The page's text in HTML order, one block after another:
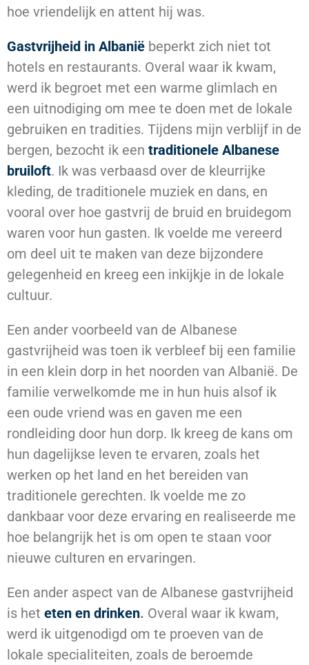
hoe vriendelijk en attent hij was.
Gastvrijheid in Albanië beperkt zich niet tot
hotels en restaurants. Overal waar ik kwam,
werd ik begroet met een warme glimlach en
een uitnodiging om mee te doen met de lokale
gebruiken en tradities. Tijdens mijn verblijf in de
bergen, bezocht ik een traditionele Albanese
bruiloft. Ik was verbaasd over de kleurrijke
kleding, de traditionele muziek en dans, en
vooral over hoe gastvrij de bruid en bruidegom
waren voor hun gasten. Ik voelde me vereerd
om deel uit te maken van deze bijzondere
gelegenheid en kreeg een inkijkje in de lokale
cultuur.
Een ander voorbeeld van de Albanese
gastvrijheid was toen ik verbleef bij een familie
in een klein dorp in het noorden van Albanië. De
familie verwelkomde me in hun huis alsof ik
een oude vriend was en gaven me een
rondleiding door hun dorp. Ik kreeg de kans om
hun dagelijkse leven te ervaren, zoals het
werken op het land en het bereiden van
traditionele gerechten. Ik voelde me zo
dankbaar voor deze ervaring en realiseerde me
hoe belangrijk het is om open te staan voor
nieuwe culturen en ervaringen.
Een ander aspect van de Albanese gastvrijheid
is het eten en drinken. Overal waar ik kwam,
werd ik uitgenodigd om te proeven van de
lokale specialiteiten, zoals de beroemde